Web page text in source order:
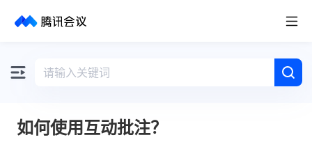
取消
如何使用互动批注？